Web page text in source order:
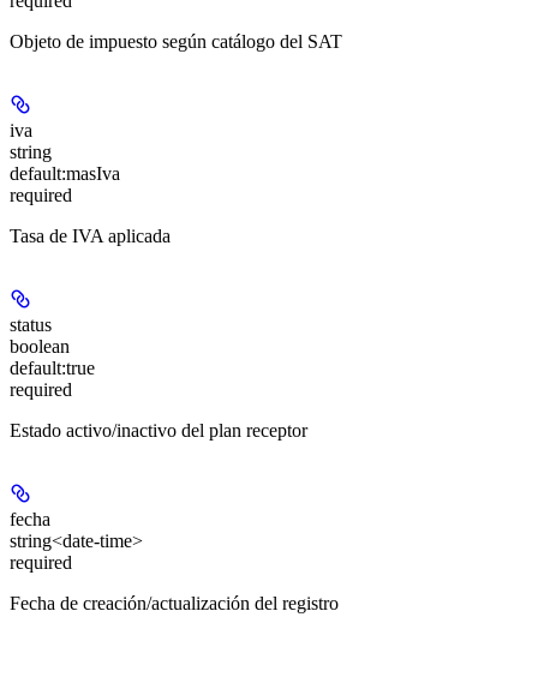
Objeto de impuesto según catálogo del SAT
iva
string
default:masIva
required
Tasa de IVA aplicada
status
boolean
default:true
required
Estado activo/inactivo del plan receptor
fecha
string<date-time>
required
Fecha de creación/actualización del registro